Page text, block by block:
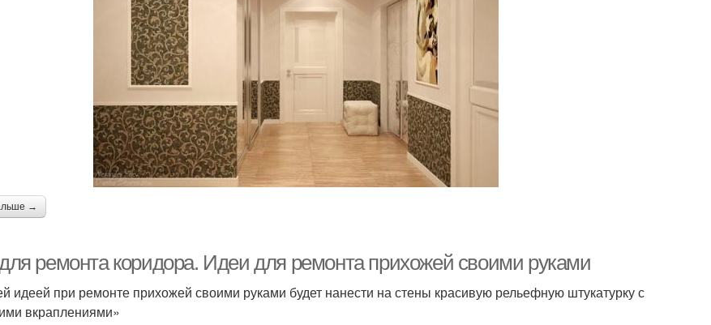
→
ремонта коридора. Идеи для ремонта прихожей своими руками
идеей при ремонте прихожей своими руками будет нанести на стены красивую рельефную штукатурку с
вкраплениями»